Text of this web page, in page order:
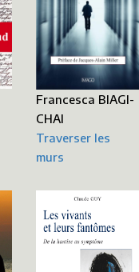
Francesca BIAGI-
CHAI
Traverser les
murs